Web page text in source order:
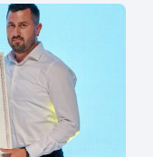
i pozdrav
održavat će se
stolovi na